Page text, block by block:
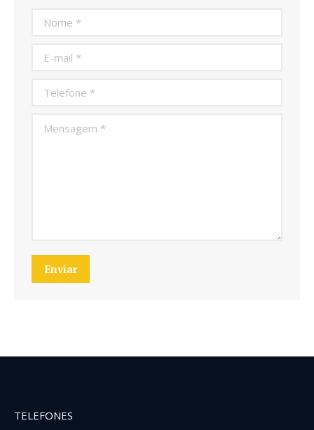
Nome *
E-mail *
Telefone *
Mensagem *
Enviar
TELEFONES